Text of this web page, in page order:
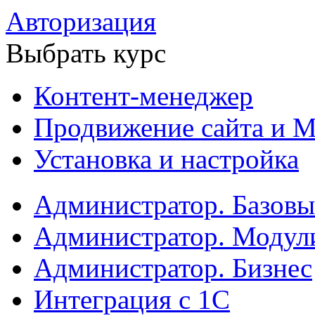
Авторизация
Выбрать курс
Контент-менеджер
Продвижение сайта и
Установка и настройка
Администратор.
Администратор.
Администратор. Бизнес
Интеграция с 1С